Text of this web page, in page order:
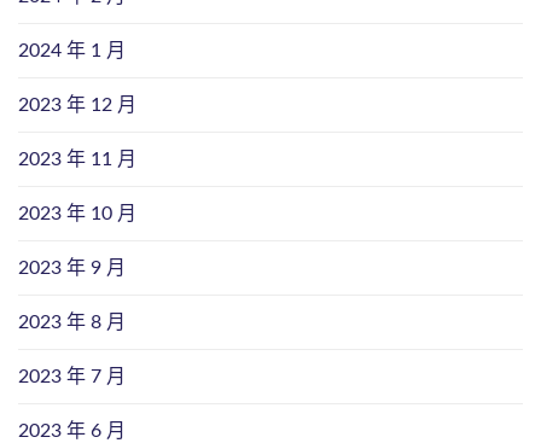
2024 年 1 月
2023 年 12 月
2023 年 11 月
2023 年 10 月
2023 年 9 月
2023 年 8 月
2023 年 7 月
2023 年 6 月